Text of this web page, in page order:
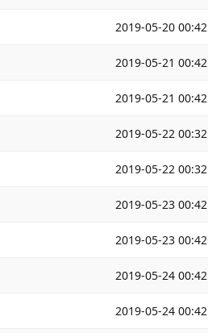
2019-05-20 00:42
2019-05-21 00:42
2019-05-21 00:42
2019-05-22 00:32
2019-05-22 00:32
2019-05-23 00:42
2019-05-23 00:42
2019-05-24 00:42
2019-05-24 00:42